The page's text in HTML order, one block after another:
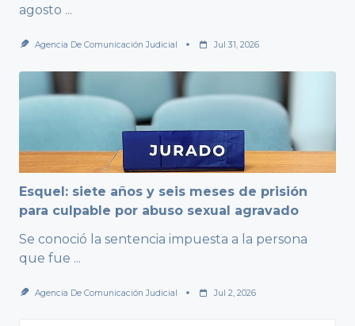
agosto ...
Agencia De Comunicación Judicial Jul 31, 2026
Esquel: siete años y seis meses de prisión
para culpable por abuso sexual agravado
Se conoció la sentencia impuesta a la persona
que fue ...
Agencia De Comunicación Judicial Jul 2, 2026